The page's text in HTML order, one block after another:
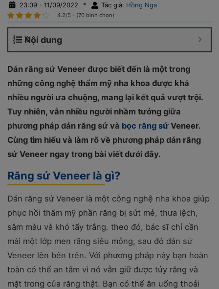
23:09 - 11/09/2022 * Tác giả: Hồng Nga
4.2/5 - (70 bình chọn)
Nội dung
Dán răng sứ Veneer được biết đến là một trong
những công nghệ thẩm mỹ nha khoa được khá
nhiều người ưa chuộng, mang lại kết quả vượt trội.
Tuy nhiên, vẫn nhiều người nhầm tưởng giữa
phương pháp dán răng sứ và bọc răng sứ Veneer.
Cùng tìm hiểu và làm rõ về phương pháp dán răng
sứ Veneer ngay trong bài viết dưới đây.
Răng sứ Veneer là gì?
Dán răng sứ Veneer là một công nghệ nha khoa giúp
phục hồi thẩm mỹ phần răng bị sứt mẻ, thưa lệch,
sậm màu và khó tẩy trắng. theo đó, bác sĩ chỉ cần
mài một lớp men răng siêu mỏng, sau đó dán sứ
Veneer lên bên trên. Với phương pháp này bạn hoàn
toàn có thể an tâm vì nó vẫn giữ được tủy răng và
mặt trong của răng thật. Bạn có thể ăn uống thoải